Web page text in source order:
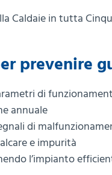
Caldaie in tutta
prevenire
di
annuale
di
e impurità
l’impianto